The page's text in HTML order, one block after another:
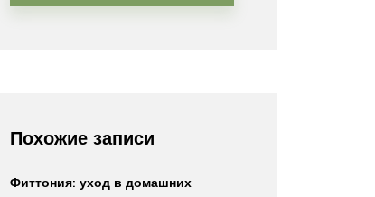
Похожие записи
Фиттония: уход в домашних